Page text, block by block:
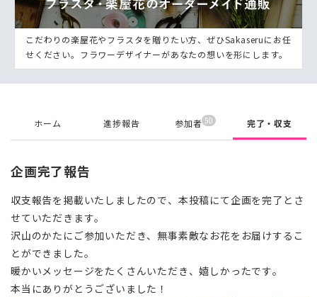
こだわりの楽屋花やフラスタを贈りたい方、ぜひSakaseruにお任
せください。フラワーデザイナーがあなたの想いを形にします。
ホーム 進捗報告 参加者 50 完了・収支
企画完了報告
収支報告を掲載いたしましたので、本投稿にて企画を完了とさ
せていただきます。
沢山のかたにご参加いただき、無事素敵なお花をお届けするこ
とができました。
暖かいメッセージをたくさんいただき、嬉しかったです。
本当にありがとうございました！